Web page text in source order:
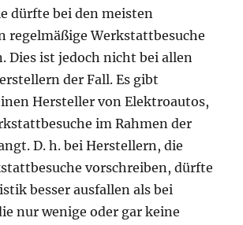
dürfte bei den meisten
regelmäßige Werkstattbesuche
Dies ist jedoch nicht bei allen
der Fall. Es gibt
Hersteller von Elektroautos,
im Rahmen der
D. h. bei Herstellern, die
vorschreiben, dürfte
besser ausfallen als bei
nur wenige oder gar keine